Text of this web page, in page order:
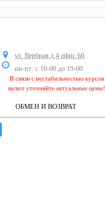
ул. Вербная д.4 офис 60
пн-пт: с 10-00 до 19-00
В связи с нестабильностью курсов
валют уточняйте актуальные цены!
ОБМЕН И ВОЗВРАТ